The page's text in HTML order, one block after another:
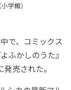
学館）
で、コミックス
ふかしのうた』
売された。